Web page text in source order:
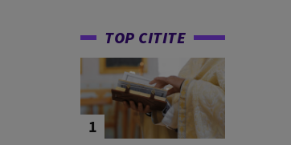
TOP CITITE
1